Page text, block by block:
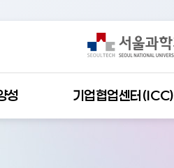
성 기업협업센터(ICC)